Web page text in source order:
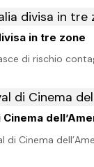
in tre zone
di rischio
di Cinema